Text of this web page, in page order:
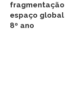
fragmentação
espaço global
8º ano